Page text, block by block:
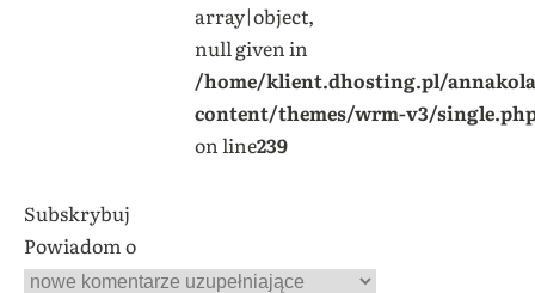
array|object,
null given in
/home/klient.dhosting.pl/
content/themes/wrm-v3/
on line239
Subskrybuj
Powiadom o